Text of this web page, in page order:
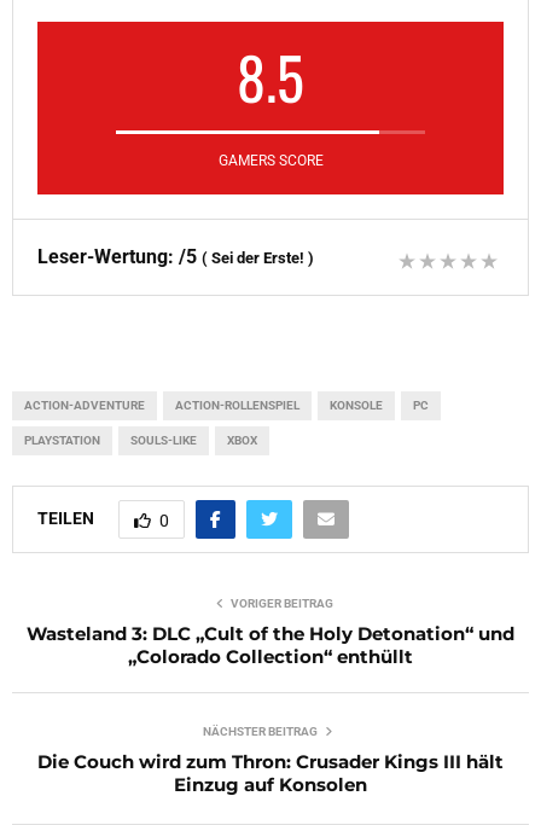
8.5
GAMERS SCORE
Leser-Wertung: /5 ( Sei der Erste! )
ACTION-ADVENTURE ACTION-ROLLENSPIEL KONSOLE PC
PLAYSTATION SOULS-LIKE XBOX
TEILEN 0
VORIGER BEITRAG
Wasteland 3: DLC „Cult of the Holy Detonation“ und
„Colorado Collection“ enthüllt
NÄCHSTER BEITRAG
Die Couch wird zum Thron: Crusader Kings III hält
Einzug auf Konsolen